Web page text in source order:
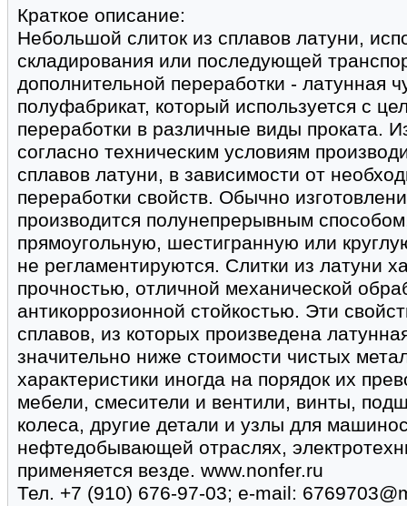
Краткое описание:
Небольшой слиток из сплавов латуни,
складирования или последующей
дополнительной переработки - латунная
полуфабрикат, который используется с
переработки в различные виды проката.
согласно техническим условиям
сплавов латуни, в зависимости от
переработки свойств. Обычно
производится полунепрерывным
прямоугольную, шестигранную или
не регламентируются. Слитки из латуни
прочностью, отличной механической
антикоррозионной стойкостью. Эти
сплавов, из которых произведена
значительно ниже стоимости чистых
характеристики иногда на порядок их
мебели, смесители и вентили, винты,
колеса, другие детали и узлы для
нефтедобывающей отраслях,
применяется везде. www.nonfer.ru
Тел. +7 (910) 676-97-03; e-mail: